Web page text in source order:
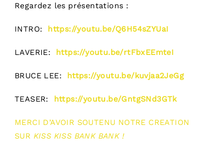
Regardez les présentations :
INTRO: https://youtu.be/Q6H54sZYUaI
LAVERIE: https://youtu.be/rtFbxEEmteI
BRUCE LEE: https://youtu.be/kuvjaa2JeGg
TEASER: https://youtu.be/GntgSNd3GTk
MERCI D’AVOIR SOUTENU NOTRE CREATION
SUR KISS KISS BANK BANK !